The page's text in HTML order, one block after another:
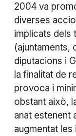
2004 va
diverses
implicats dels
(ajuntaments,
diputacions i
la finalitat de
provoca i
obstant això,
anat estenent
augmentat